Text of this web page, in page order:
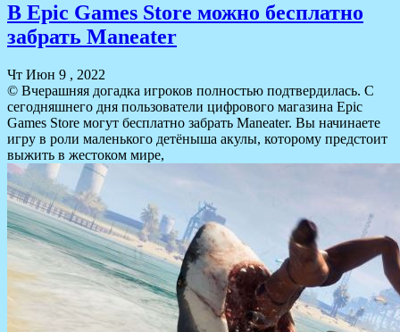
В Epic Games Store можно бесплатно
забрать Maneater
Чт Июн 9 , 2022
© Вчерашняя догадка игроков полностью подтвердилась. С
сегодняшнего дня пользователи цифрового магазина Epic
Games Store могут бесплатно забрать Maneater. Вы начинаете
игру в роли маленького детёныша акулы, которому предстоит
выжить в жестоком мире,